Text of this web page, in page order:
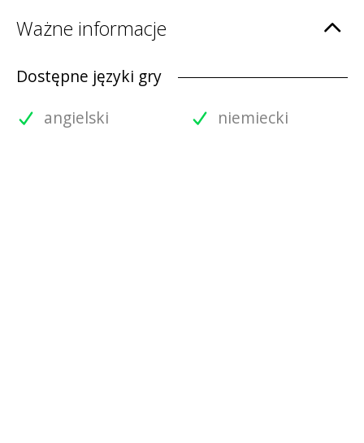
Ważne informacje
Dostępne języki gry
angielski
niemiecki